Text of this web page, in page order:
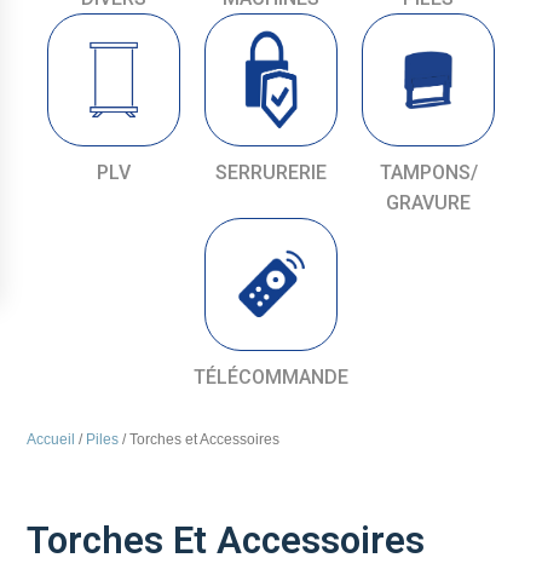
PLV SERRURERIE
TAMPONS/
GRAVURE
TÉLÉCOMMANDE
Accueil / Piles / Torches et Accessoires
Torches Et Accessoires